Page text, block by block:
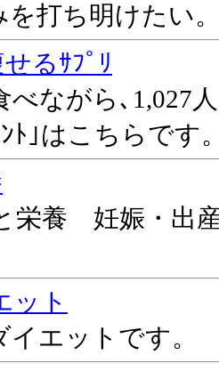
を打ち明けたい
るｻﾌﾟﾘ
べながら､1,027
ﾝﾄ｣はこちらで
栄養 妊娠・出
ット
エットです。